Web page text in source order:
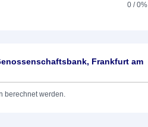
0 / 0%
Frankfurt am
berechnet werden.